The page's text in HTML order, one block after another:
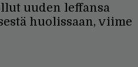
uuden leffansa
huolissaan, viime